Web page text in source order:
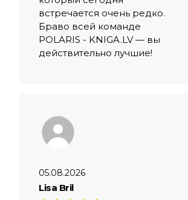
встречается очень редко.
Браво всей команде
POLARIS - KNIGA.LV — вы
действительно лучшие!
05.08.2026
Lisa Bril